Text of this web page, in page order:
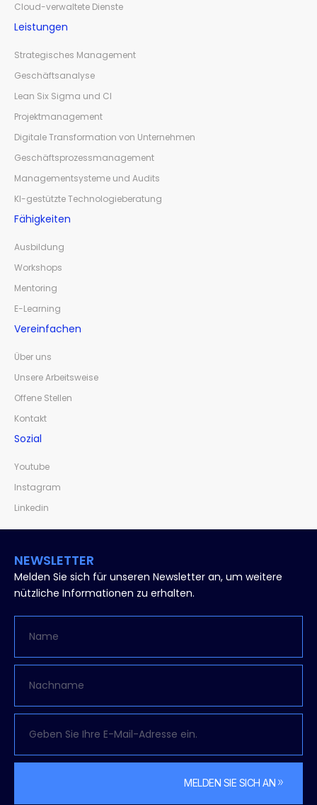
Cloud-verwaltete Dienste
Leistungen
Strategisches Management
Geschäftsanalyse
Lean Six Sigma und CI
Projektmanagement
Digitale Transformation von Unternehmen
Geschäftsprozessmanagement
Managementsysteme und Audits
KI-gestützte Technologieberatung
Fähigkeiten
Ausbildung
Workshops
Mentoring
E-Learning
Vereinfachen
Über uns
Unsere Arbeitsweise
Offene Stellen
Kontakt
Sozial
Youtube
Instagram
Linkedin
NEWSLETTER
Melden Sie sich für unseren Newsletter an, um weitere
nützliche Informationen zu erhalten.
MELDEN SIE SICH AN